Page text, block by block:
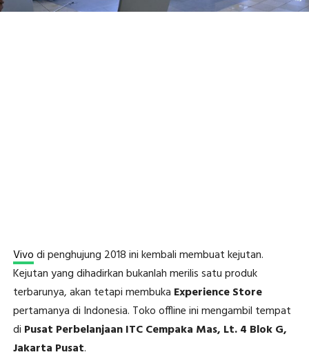
Vivodi penghujung 2018 ini kembali membuat kejutan.
Kejutan yang dihadirkan bukanlah merilis satu produk
terbarunya, akan tetapi membuka Experience Store
pertamanya di Indonesia. Toko offline ini mengambil tempat
di Pusat Perbelanjaan ITC Cempaka Mas, Lt. 4 Blok G,
Jakarta Pusat.